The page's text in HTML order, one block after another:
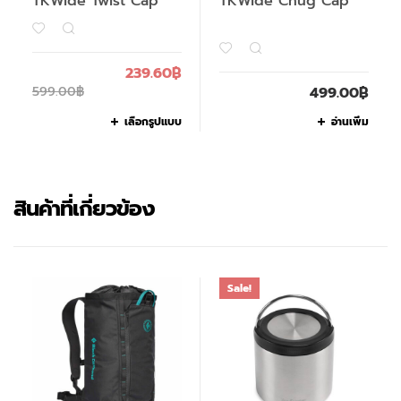
599.00฿
239.60฿
เลือกรูปแบบ
499.00฿
อ่านเพิ่ม
สินค้าที่เกี่ยวข้อง
Sale!